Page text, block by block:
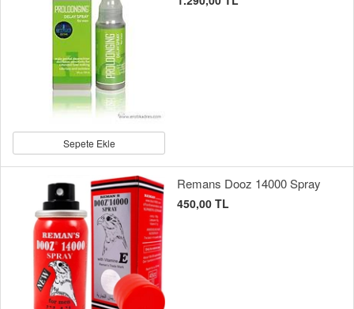
Sepete Ekle
Remans Dooz 14000 Spray
450,00 TL